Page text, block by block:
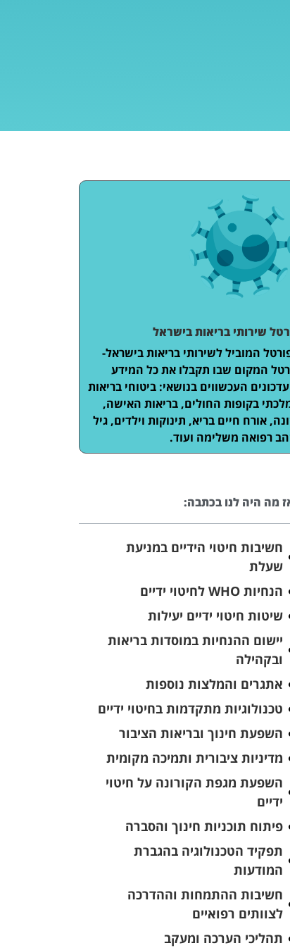
שירותי בריאות בישראל
המוביל לשירותי בריאות בישראל-
המקום שבו תקבלו את כל המידע
העכשווים בנושאי: ביטוחי בריאות
בקופות החולים, בריאות האישה,
אורח חיים בריא, תינוקות וילדים, גיל
רפואה משלימה ועוד.
מה היה לנו בכתבה:
חשיבות חיטוי הידיים במניעת
שעלת
הנחיות WHO לחיטוי ידיים
שיטות חיטוי ידיים יעילות
יישום ההנחיות במוסדות בריאות
ובקהילה
אתגרים והמלצות נוספות
טכנולוגיות מתקדמות בחיטוי ידיים
השפעת חינוך ובריאות הציבור
מדיניות ציבורית ותמיכה מקומית
השפעת מגפת הקורונה על חיטוי
ידיים
פיתוח תוכניות חינוך והסברה
תפקיד הטכנולוגיה בהגברת
המודעות
חשיבות ההתמחות וההדרכה
לצוותים רפואיים
תהליכי הערכה ומעקב